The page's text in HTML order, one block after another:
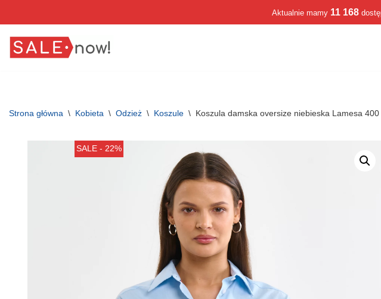
do
Aktualnie mamy 11 168
Strona główna \ Kobieta \ Odzież \ Koszule \ Koszula damska oversize niebieska Lamesa 400
SALE - 22%